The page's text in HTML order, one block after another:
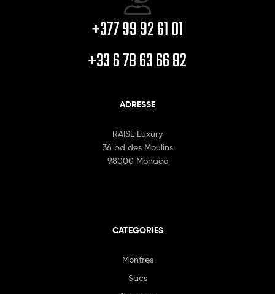
+377 99 92 61 01
+33 6 78 63 66 82
ADRESSE
RAISE Luxury
36 bd des Moulins
98000 Monaco
CATEGORIES
Montres
Sacs